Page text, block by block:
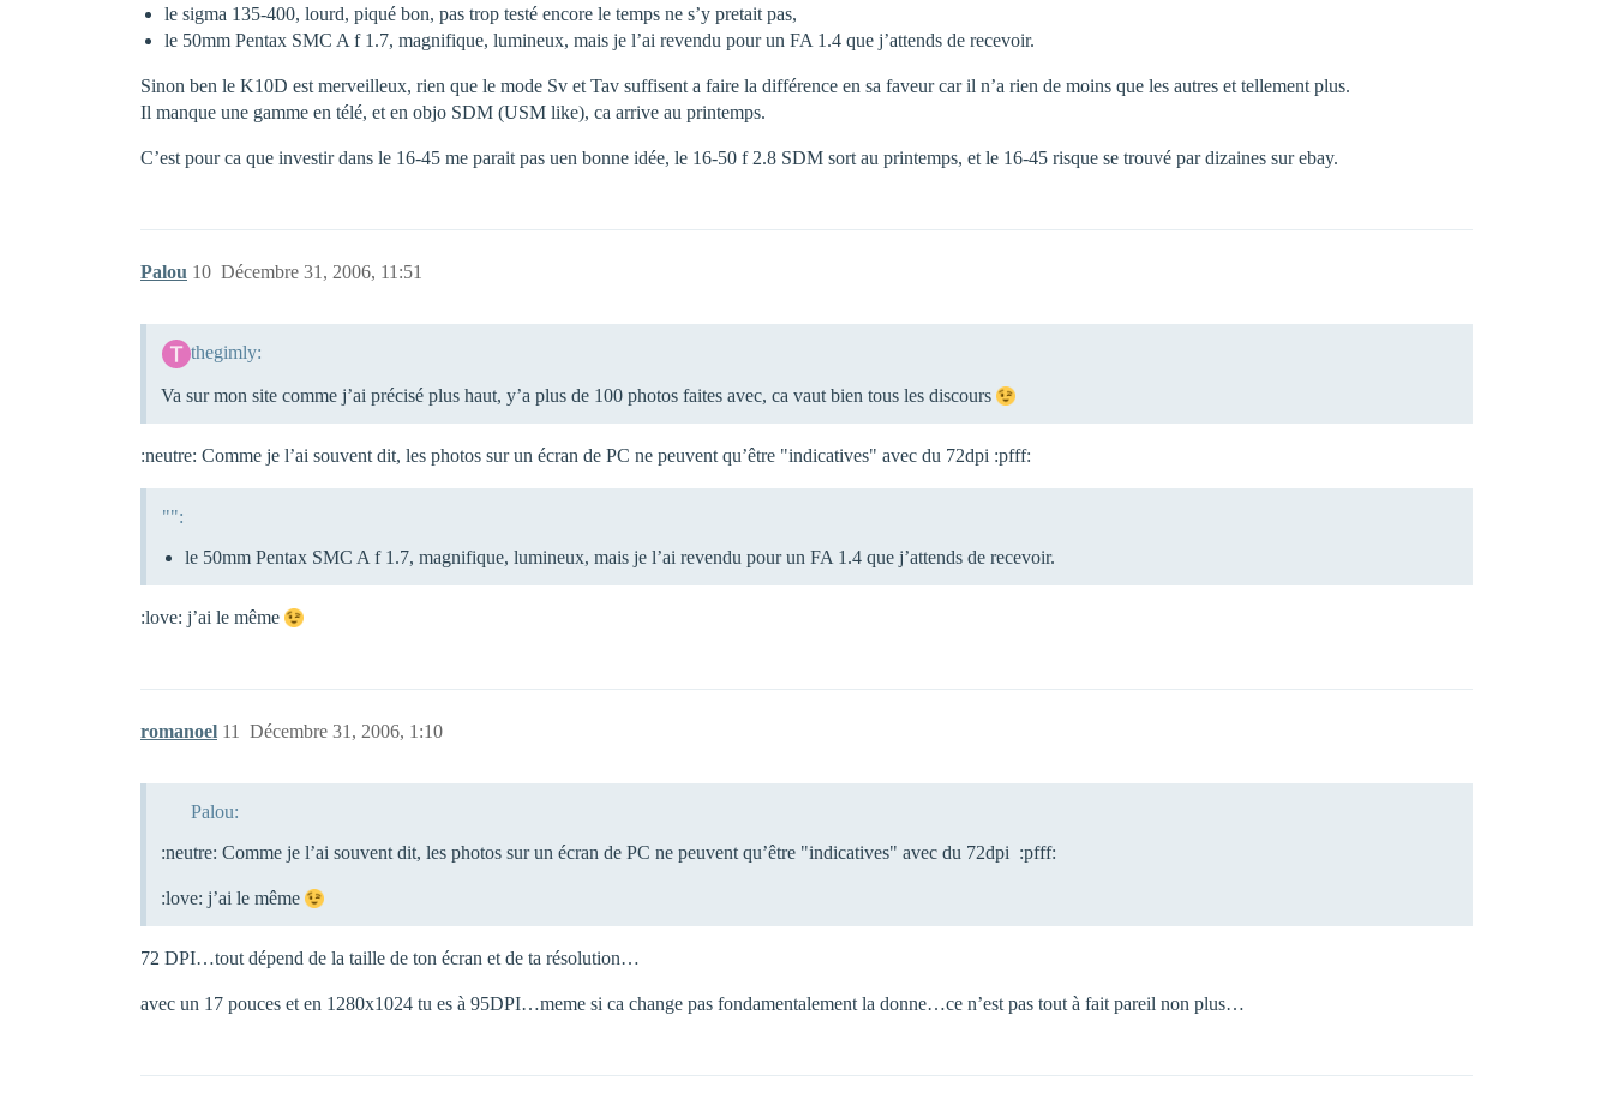
le sigma 135-400, lourd, piqué bon, pas trop testé encore le temps ne s’y pretait pas,
le 50mm Pentax SMC A f 1.7, magnifique, lumineux, mais je l’ai revendu pour un FA 1.4 que j’attends de recevoir.
Sinon ben le K10D est merveilleux, rien que le mode Sv et Tav suffisent a faire la différence en sa faveur car il n’a rien de moins que les autres et tellement plus.
Il manque une gamme en télé, et en objo SDM (USM like), ca arrive au printemps.
C’est pour ca que investir dans le 16-45 me parait pas uen bonne idée, le 16-50 f 2.8 SDM sort au printemps, et le 16-45 risque se trouvé par dizaines sur ebay.
Palou Décembre 31, 2006, 11:51
10
thegimly:
Va sur mon site comme j’ai précisé plus haut, y’a plus de 100 photos faites avec, ca vaut bien tous les discours
:neutre: Comme je l’ai souvent dit, les photos sur un écran de PC ne peuvent qu’être "indicatives" avec du 72dpi :pfff:
"":
le 50mm Pentax SMC A f 1.7, magnifique, lumineux, mais je l’ai revendu pour un FA 1.4 que j’attends de recevoir.
:love: j’ai le même
romanoel Décembre 31, 2006, 1:10
11
Palou:
:neutre: Comme je l’ai souvent dit, les photos sur un écran de PC ne peuvent qu’être "indicatives" avec du 72dpi :pfff:
:love: j’ai le même
72 DPI…tout dépend de la taille de ton écran et de ta résolution…
avec un 17 pouces et en 1280x1024 tu es à 95DPI…meme si ca change pas fondamentalement la donne…ce n’est pas tout à fait pareil non plus…